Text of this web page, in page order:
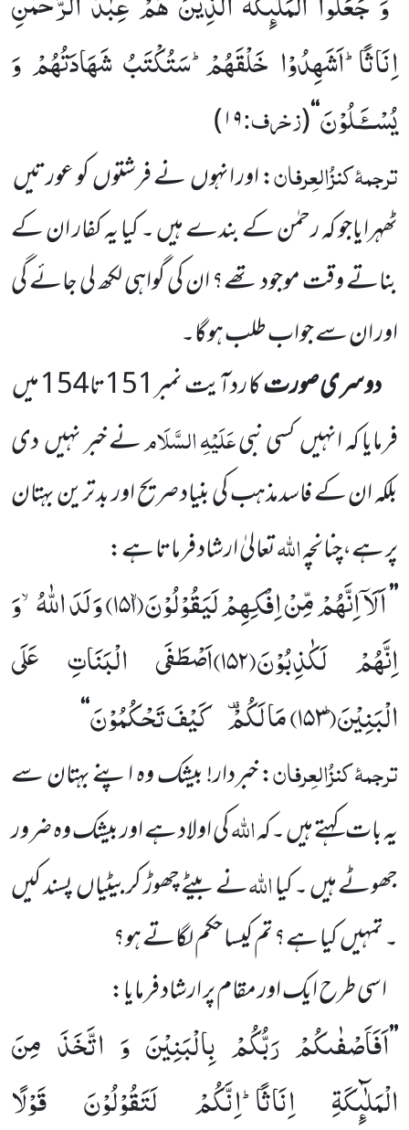
اِنَاثًاؕ-اَشَهِدُوْا خَلْقَهُمْؕ-سَتُكْتَبُ شَهَادَتُهُمْ وَ
یُسْــٴَـلُوْنَ‘‘
(زخرف:۱۹)
ترجمۂکنزُالعِرفان: اور انہوںنے فرشتوںکو عورتیں
ٹھہرایاجو کہ رحمٰن کے بندے ہیں ۔ کیا یہ کفار ان کے
بناتے وقت موجود تھے؟ ان کی گواہی لکھ لی جائے گی
اور ان سے جواب طلب ہوگا۔
دوسری صورتکا ردآیت نمبر151تا154میں
فرمایا کہ انہیںکسی نبیعَلَیْہِ السَّلَامنے خبر نہیںدی
بلکہ ان کے فاسدمذہب کی بنیاد صریح اور بد ترین بہتان
پر ہے،چنانچہاللہتعالیٰ ارشاد فرماتا ہے:
’’اَلَاۤ اِنَّهُمْ مِّنْ اِفْكِهِمْ لَیَقُوْلُوْنَۙ(۱۵۱) وَلَدَ اللّٰهُۙ-وَ
اِنَّهُمْ لَكٰذِبُوْنَ(۱۵۲)اَصْطَفَى الْبَنَاتِ عَلَى
الْبَنِیْنَؕ(۱۵۳) مَا لَكُمْ - كَیْفَ تَحْكُمُوْنَ‘‘
ترجمۂکنزُالعِرفان: خبردار! بیشک وہ اپنے بہتان سے
یہ بات کہتے ہیں ۔کہاللہکی اولاد ہے اور بیشک وہ ضرور
جھوٹےہیں ۔ کیااللہنے بیٹے چھوڑ کر بیٹیاںپسند کیں
۔ تمہیںکیا ہے؟تم کیسا حکم لگاتے ہو؟
اسی طرح ایک اور مقام پر ارشاد فرمایا:
’’اَفَاَصْفٰىكُمْ رَبُّكُمْ بِالْبَنِیْنَ وَ اتَّخَذَ مِنَ
الْمَلٰٓىٕكَةِ اِنَاثًاؕ-اِنَّكُمْ لَتَقُوْلُوْنَ قَوْلًا